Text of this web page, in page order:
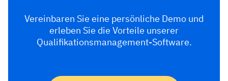
Vereinbaren Sie eine persönliche Demo und
erleben Sie die Vorteile unserer
Qualifikationsmanagement-Software.